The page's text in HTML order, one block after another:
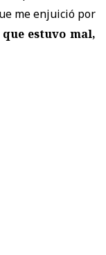
me enjuició por
estuvo mal,